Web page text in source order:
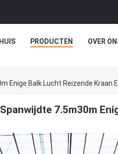
PRODUCTEN OVER
Enige Balk Lucht Reizende Kraan
Spanwijdte 7.5m30m